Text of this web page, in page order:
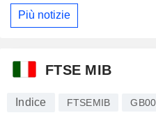
Più notizie
FTSE MIB
Indice FTSEMIB